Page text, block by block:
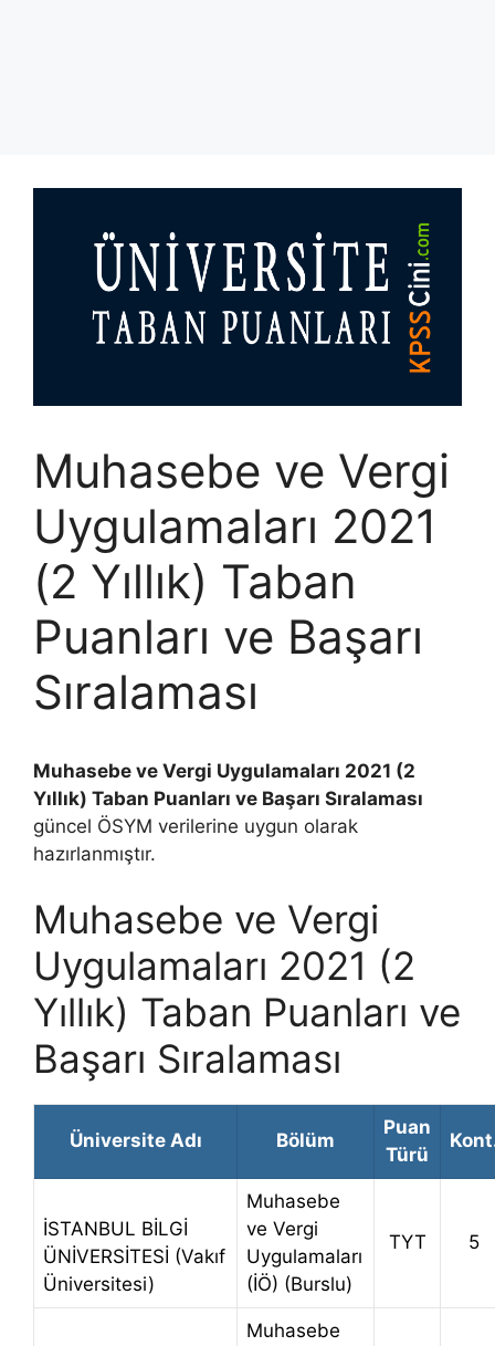
Muhasebe ve Vergi
Uygulamaları 2021
(2 Yıllık) Taban
Puanları ve Başarı
Sıralaması
Muhasebe ve Vergi Uygulamaları 2021 (2
Yıllık) Taban Puanları ve Başarı Sıralaması
güncel ÖSYM verilerine uygun olarak
hazırlanmıştır.
Muhasebe ve Vergi
Uygulamaları 2021 (2
Yıllık) Taban Puanları ve
Başarı Sıralaması
Üniversite Adı Bölüm
Puan
Türü
İSTANBUL BİLGİ
ÜNİVERSİTESİ (Vakıf
Üniversitesi)
Muhasebe
ve Vergi
Uygulamaları
(İÖ) (Burslu)
TYT 5
Muhasebe